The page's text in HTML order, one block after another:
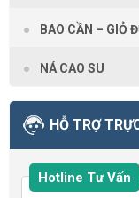
BAO CẦN – GIỎ
NÁ CAO SU
HỖ TRỢ
Hotline Tư Vấn